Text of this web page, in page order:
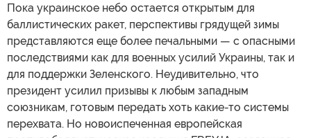
Пока украинское небо остается открытым для
баллистических ракет, перспективы грядущей зимы
представляются еще более печальными — с опасными
последствиями как для военных усилий Украины, так и
для поддержки Зеленского. Неудивительно, что
президент усилил призывы к любым западным
союзникам, готовым передать хоть какие-то системы
перехвата. Но новоиспеченная европейская